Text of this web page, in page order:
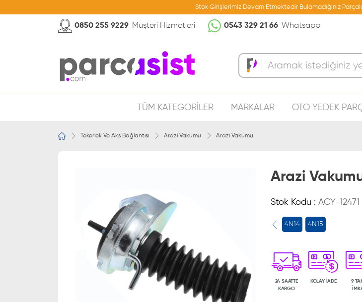
Stok Girişlerimiz Devam Etmektedir Bulamadığınız
0850 255 9229 Müşteri Hizmetleri 0543 329 21 66 Whatsapp
TÜM KATEGORİLER MARKALAR OTO YEDEK
Tekerlek Ve Aks Bağlantısı Arazi Vakumu Arazi Vakumu
Arazi
Stok Kodu : ACY-12471
4N14 4N15
24 SAATTE
KARGO
KOLAY İADE
9